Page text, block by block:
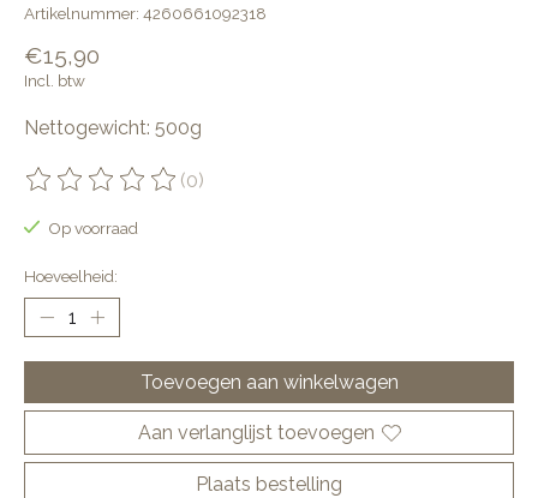
Artikelnummer: 4260661092318
€15,90
Incl. btw
Nettogewicht: 500g
De beoordeling van dit product is
(0)
Op voorraad
Hoeveelheid:
Toevoegen aan winkelwagen
Aan verlanglijst toevoegen
Plaats bestelling